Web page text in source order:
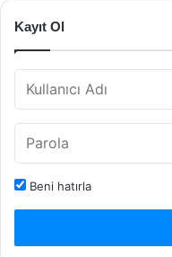
Kayıt Ol
Beni hatırla